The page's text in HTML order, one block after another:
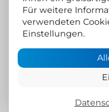
Für weitere
verwendeten
Einstellungen.